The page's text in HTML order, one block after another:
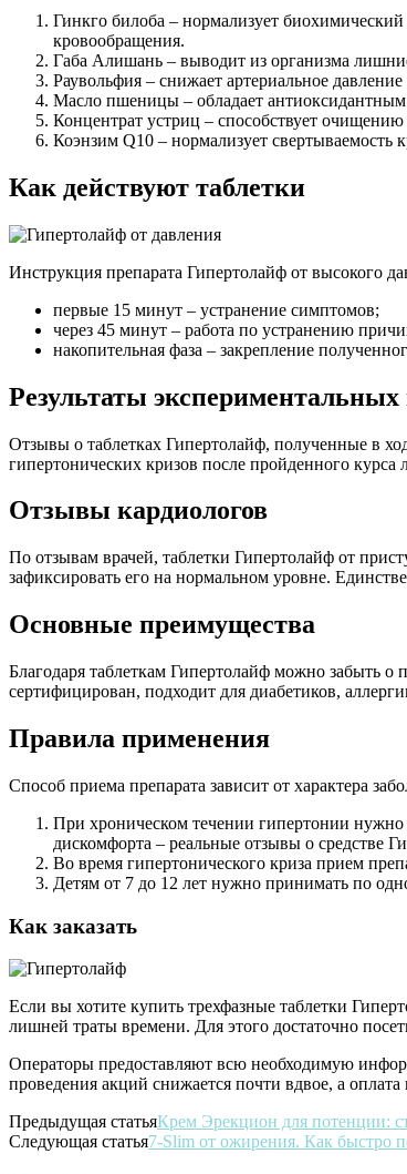
Гинкго билоба – нормализует
кровообращения.
Габа Алишань – выводит из организма
Раувольфия – снижает артериальное
Масло пшеницы – обладает
Концентрат устриц – способствует
Коэнзим Q10 – нормализует свертываемость
Как действуют таблетки
Инструкция препарата Гипертолайф от высокого
первые 15 минут – устранение симптомов;
через 45 минут – работа по устранению
накопительная фаза – закрепление
Результаты экспериментальных
Отзывы о таблетках Гипертолайф, полученные в
гипертонических кризов после пройденного
Отзывы кардиологов
По отзывам врачей, таблетки Гипертолайф от
зафиксировать его на нормальном уровне.
Основные преимущества
Благодаря таблеткам Гипертолайф можно забыть
сертифицирован, подходит для диабетиков,
Правила применения
Способ приема препарата зависит от характера
При хроническом течении гипертонии нужно
дискомфорта – реальные отзывы о средстве
Во время гипертонического криза прием
Детям от 7 до 12 лет нужно принимать по
Как заказать
Если вы хотите купить трехфазные таблетки
лишней траты времени. Для этого достаточно
Операторы предоставляют всю необходимую
проведения акций снижается почти вдвое, а
Предыдущая статьяКрем Эрекцион для потенции:
Следующая статья7-Slim от ожирения. Как быстро